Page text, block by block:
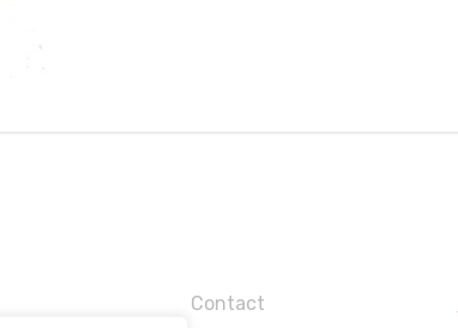
Contact